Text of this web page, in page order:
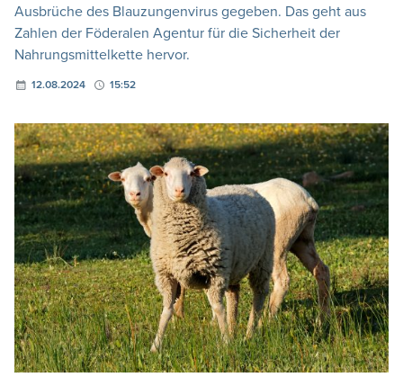
Ausbrüche des Blauzungenvirus gegeben. Das geht aus
Zahlen der Föderalen Agentur für die Sicherheit der
Nahrungsmittelkette hervor.
12.08.2024 15:52